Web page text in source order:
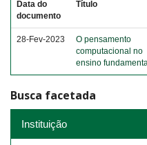
Data do
documento
Título
28-Fev-2023
O pensamento
computacional no
ensino fundamental
Busca facetada
Instituição